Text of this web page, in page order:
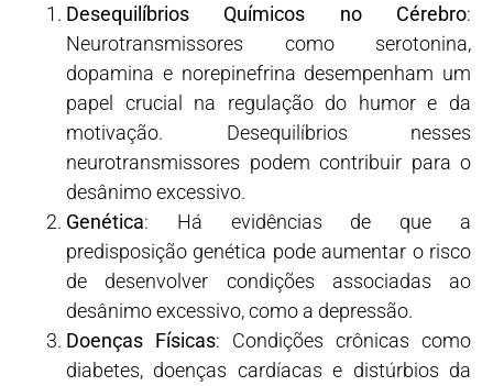
Desequilíbrios Químicos no Cérebro:
Neurotransmissores como serotonina,
dopamina e norepinefrina desempenham um
papel crucial na regulação do humor e da
motivação. Desequilíbrios nesses
neurotransmissores podem contribuir para o
desânimo excessivo.
Genética: Há evidências de que a
predisposição genética pode aumentar o risco
de desenvolver condições associadas ao
desânimo excessivo, como a depressão.
Doenças Físicas: Condições crônicas como
diabetes, doenças cardíacas e distúrbios da